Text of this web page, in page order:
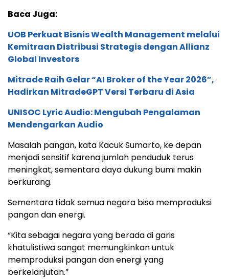
Baca Juga:
UOB Perkuat Bisnis Wealth Management melalui
Kemitraan Distribusi Strategis dengan Allianz
Global Investors
Mitrade Raih Gelar “AI Broker of the Year 2026”,
Hadirkan MitradeGPT Versi Terbaru di Asia
UNISOC Lyric Audio: Mengubah Pengalaman
Mendengarkan Audio
Masalah pangan, kata Kacuk Sumarto, ke depan
menjadi sensitif karena jumlah penduduk terus
meningkat, sementara daya dukung bumi makin
berkurang.
Sementara tidak semua negara bisa memproduksi
pangan dan energi.
“Kita sebagai negara yang berada di garis
khatulistiwa sangat memungkinkan untuk
memproduksi pangan dan energi yang
berkelanjutan.”